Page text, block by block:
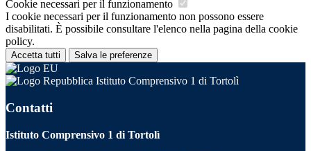
Cookie necessari per il funzionamento
I cookie necessari per il funzionamento non possono essere
disabilitati. È possibile consultare l'elenco nella pagina della cookie
policy.
Accetta tutti Salva le preferenze
Istituto Comprensivo 1 di Tortolì
Contatti
Istituto Comprensivo 1 di Tortolì